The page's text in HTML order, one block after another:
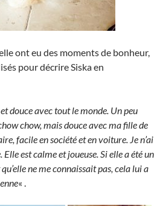
ont eu des moments de bonheur,
pour décrire Siska en
douce avec tout le monde. Un peu
chow, mais douce avec ma fille de
facile en société et en voiture. Je n’ai
est calme et joueuse. Si elle a été un
ne me connaissait pas, cela lui a
« .